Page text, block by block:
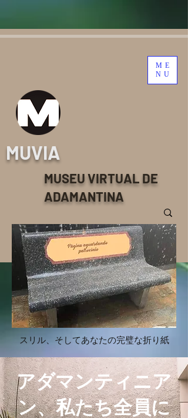
ME
NU
MUVIA
MUSEU VIRTUAL DE
ADAMANTINA
スリル、そしてあなたの完璧な折り紙
アダマンティニア
ン、私たち全員に